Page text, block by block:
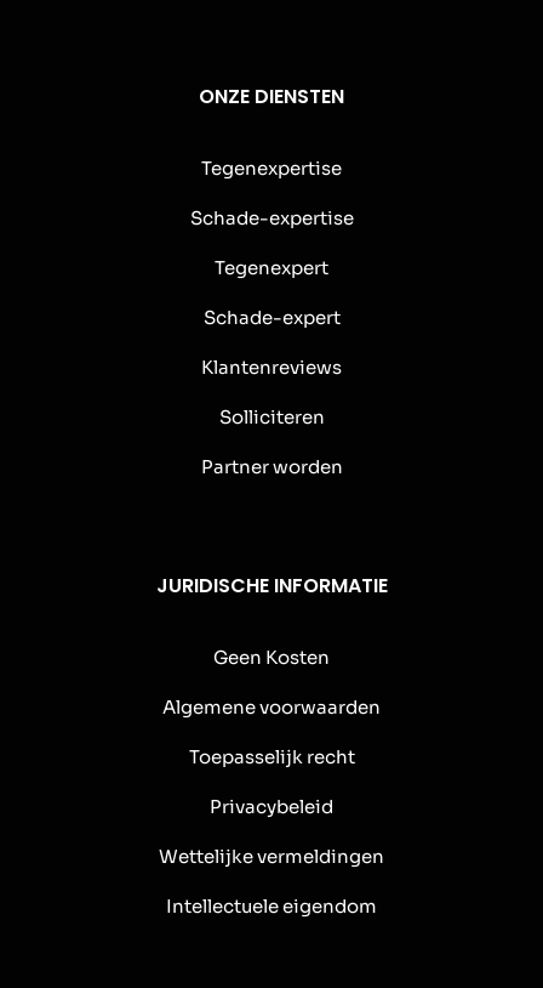
ONZE DIENSTEN
Tegenexpertise
Schade-expertise
Tegenexpert
Schade-expert
Klantenreviews
Solliciteren
Partner worden
JURIDISCHE INFORMATIE
Geen Kosten
Algemene voorwaarden
Toepasselijk recht
Privacybeleid
Wettelijke vermeldingen
Intellectuele eigendom